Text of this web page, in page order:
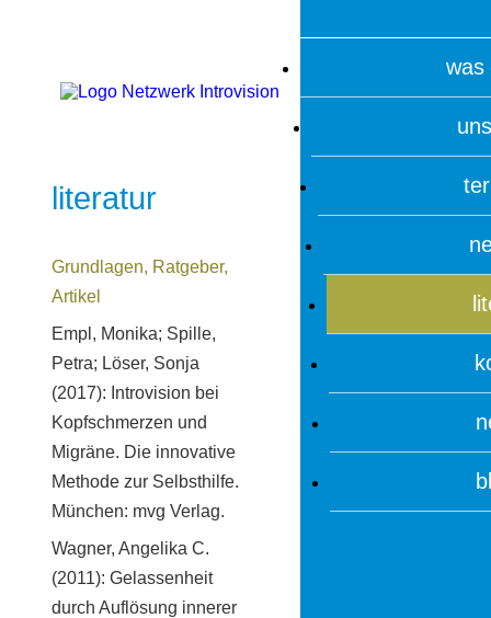
was
literatur
Grundlagen, Ratgeber,
Artikel
Empl, Monika; Spille,
Petra; Löser, Sonja
(2017): Introvision bei
Kopfschmerzen und
Migräne. Die innovative
Methode zur Selbsthilfe.
München: mvg Verlag.
Wagner, Angelika C.
(2011): Gelassenheit
durch Auflösung innerer